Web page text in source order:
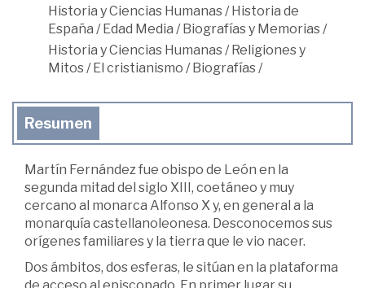
Historia y Ciencias Humanas/ Historia de
España / Edad Media / Biografías y Memorias/
Historia y Ciencias Humanas/ Religiones y
Mitos/ El cristianismo / Biografías/
Resumen
Martín Fernández fue obispo de León en la
segunda mitad del siglo XIII, coetáneo y muy
cercano al monarca Alfonso X y, en general a la
monarquía castellanoleonesa. Desconocemos sus
orígenes familiares y la tierra que le vio nacer.
Dos ámbitos, dos esferas, le sitúan en la plataforma